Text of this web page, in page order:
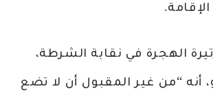
الهجرة في نقابة الشرطة،
أنه “من غير المقبول أن لا تضع